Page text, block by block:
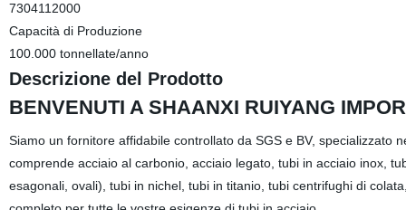
7304112000
Capacità di Produzione
100.000 tonnellate/anno
Descrizione del Prodotto
BENVENUTI A SHAANXI RUIYANG
Siamo un fornitore affidabile controllato da SGS e BV, specializzato
comprende acciaio al carbonio, acciaio legato, tubi in acciaio inox,
esagonali, ovali), tubi in nichel, tubi in titanio, tubi centrifughi di